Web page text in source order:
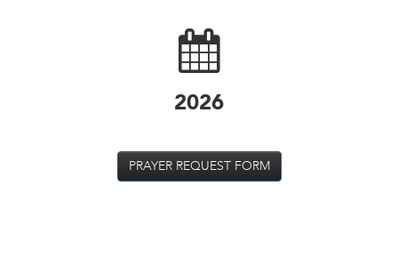
2026
PRAYER REQUEST FORM